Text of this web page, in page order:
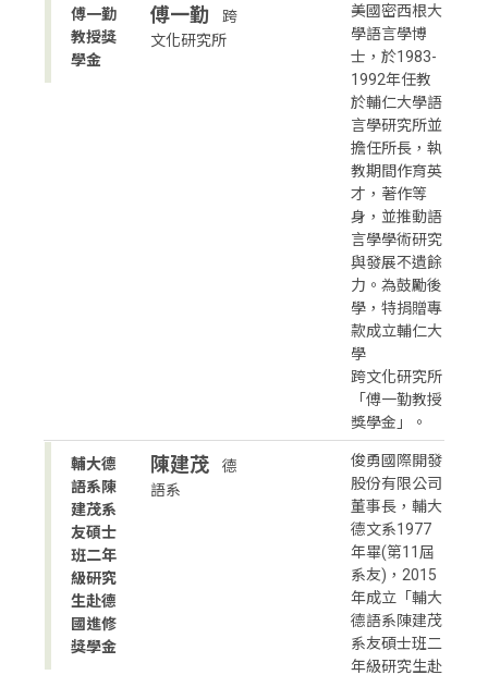
傅一勤
教授獎
學金
傅一勤
跨
文化研究所
美國密西根大
學語言學博
士，於1983-
1992年任教
於輔仁大學語
言學研究所並
擔任所長，執
教期間作育英
才，著作等
身，並推動語
言學學術研究
與發展不遺餘
力。為鼓勵後
學，特捐贈專
款成立輔仁大
學
跨文化研究所
「傅一勤教授
獎學金」。
輔大德
語系陳
建茂系
友碩士
班二年
級研究
生赴德
國進修
獎學金
陳建茂
德
語系
俊勇國際開發
股份有限公司
董事長，輔大
德文系1977
年畢(第11屆
系友)，2015
年成立「輔大
德語系陳建茂
系友碩士班二
年級研究生赴